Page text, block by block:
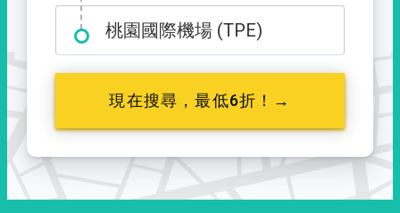
桃園國際機場 (TPE)
現在搜尋，最低6折！→